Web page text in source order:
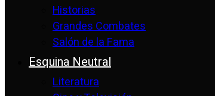
Historias
Grandes Combates
Salón de la Fama
Esquina Neutral
Literatura